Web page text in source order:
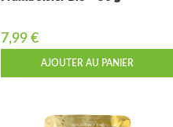
7,99 €
AJOUTER AU PANIER